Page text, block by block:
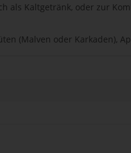
als Kaltgetränk, oder zur
(Malven oder Karkaden),